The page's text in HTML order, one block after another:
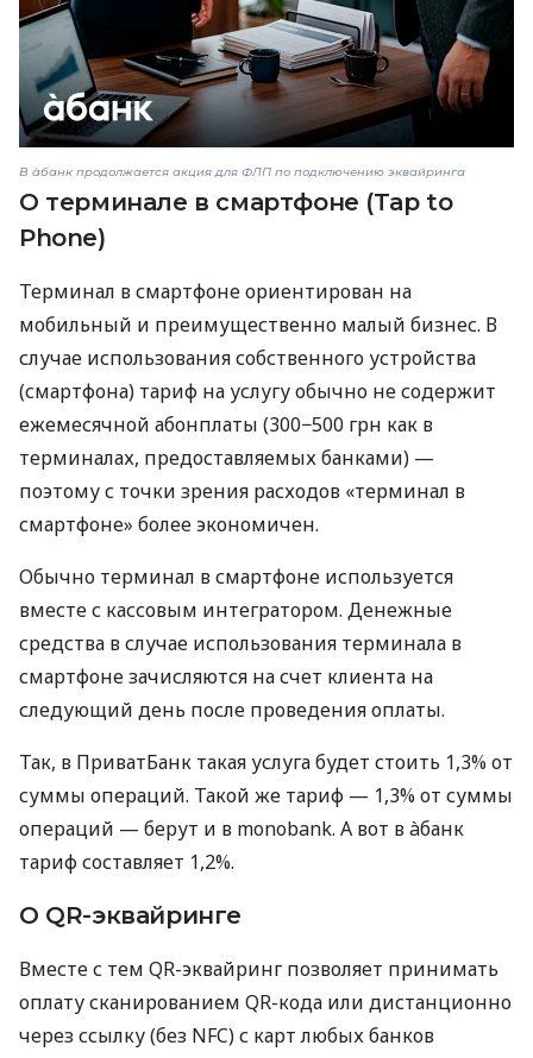
В àбанк продолжается акция для ФЛП по подключению эквайринга
О терминале в смартфоне (Tap to
Phone)
Терминал в смартфоне ориентирован на
мобильный и преимущественно малый бизнес. В
случае использования собственного устройства
(смартфона) тариф на услугу обычно не содержит
ежемесячной абонплаты (300−500 грн как в
терминалах, предоставляемых банками) —
поэтому с точки зрения расходов «терминал в
смартфоне» более экономичен.
Обычно терминал в смартфоне используется
вместе с кассовым интегратором. Денежные
средства в случае использования терминала в
смартфоне зачисляются на счет клиента на
следующий день после проведения оплаты.
Так, в ПриватБанк такая услуга будет стоить 1,3% от
суммы операций. Такой же тариф — 1,3% от суммы
операций — берут и в monobank. А вот в àбанк
тариф составляет 1,2%.
О QR-эквайринге
Вместе с тем QR-эквайринг позволяет принимать
оплату сканированием QR-кода или дистанционно
через ссылку (без NFC) с карт любых банков